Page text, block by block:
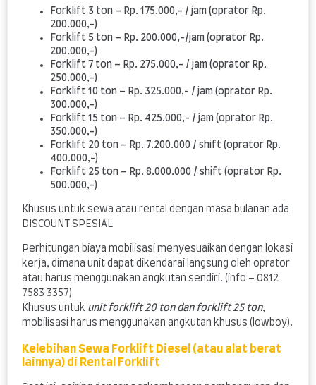
Forklift 3 ton – Rp. 175.000,- / jam (oprator Rp.
200.000,-)
Forklift 5 ton – Rp. 200.000,-/jam (oprator Rp.
200.000,-)
Forklift 7 ton – Rp. 275.000,- / jam (oprator Rp.
250.000,-)
Forklift 10 ton – Rp. 325.000,- / jam (oprator Rp.
300.000,-)
Forklift 15 ton – Rp. 425.000,- / jam (oprator Rp.
350.000,-)
Forklift 20 ton – Rp. 7.200.000 / shift (oprator Rp.
400.000,-)
Forklift 25 ton – Rp. 8.000.000 / shift (oprator Rp.
500.000,-)
Khusus untuk sewa atau rental dengan masa bulanan ada
DISCOUNT SPESIAL
Perhitungan biaya mobilisasi menyesuaikan dengan lokasi
kerja, dimana unit dapat dikendarai langsung oleh oprator
atau harus menggunakan angkutan sendiri. (info – 0812
7583 3357)
Khusus untuk unit forklift 20 ton dan forklift 25 ton,
mobilisasi harus menggunakan angkutan khusus (lowboy).
Kelebihan Sewa Forklift Diesel (atau alat berat
lainnya) di Rental Forklift